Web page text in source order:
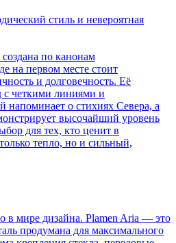
стиль и невероятная
по канонам
на первом месте стоит
и долговечность. Её
четкими линиями и
напоминает о стихиях Севера, а
высочайший уровень
для тех, кто ценит в
тепло, но и сильный,
в мире дизайна. Plamen Aria — это
продумана для максимального